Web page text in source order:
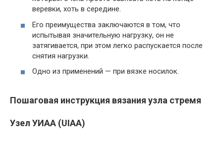
веревки, хоть в середине.
Его преимущества заключаются в том, что
испытывая значительную нагрузку, он не
затягивается, при этом легко распускается после
снятия нагрузки.
Одно из применений — при вязке носилок.
Пошаговая инструкция вязания узла стремя
Узел УИАА (UIAA)